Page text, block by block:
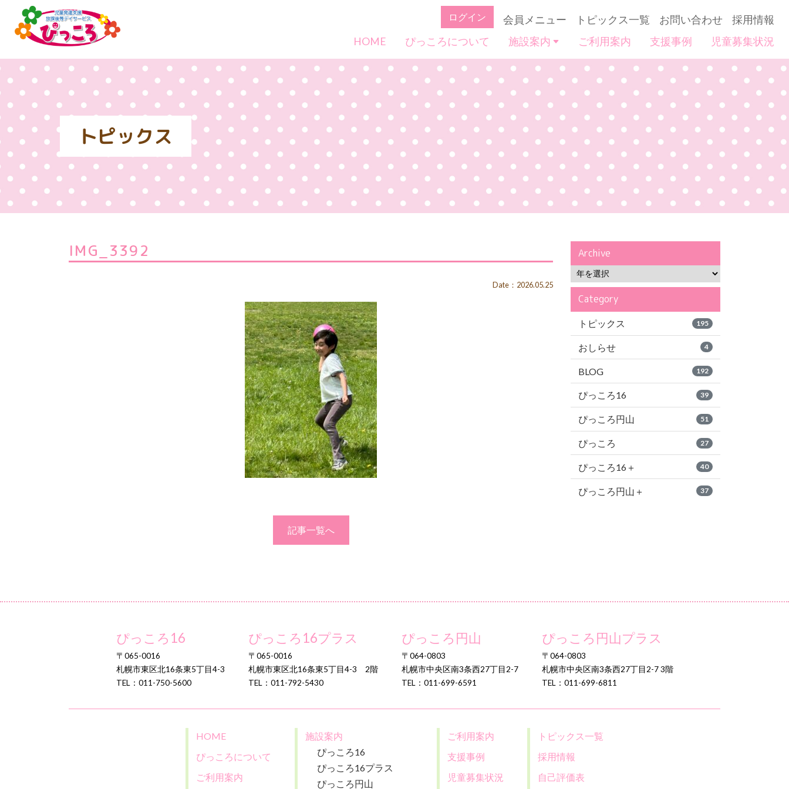
ログイン 会員メニュー トピックス一覧 お問い合わせ
採用情報
HOME
ぴっころについて 施設案内 ご利用案内 支援事例 児童募集状況
トピックス
IMG_3392
Date：2026.05.25
記事一覧へ
Archive
Category
トピックス 195
おしらせ 4
BLOG 192
ぴっころ16 39
ぴっころ円山 51
ぴっころ 27
ぴっころ16＋ 40
ぴっころ円山＋ 37
ぴっころ16
〒065-0016
札幌市東区北16条東5丁目4-3
TEL：011-750-5600
ぴっころ16プラス
〒065-0016
札幌市東区北16条東5丁目4-3 2階
TEL：011-792-5430
ぴっころ円山
〒064-0803
札幌市中央区南3条西27丁目2-7
TEL：011-699-6591
ぴっころ円山プラス
〒064-0803
札幌市中央区南3条西27丁目2-7 3階
TEL：011-699-6811
HOME
ぴっころについて
ご利用案内
施設案内
ぴっころ16
ぴっころ16プラス
ぴっころ円山
ご利用案内
支援事例
児童募集状況
トピックス一覧
採用情報
自己評価表